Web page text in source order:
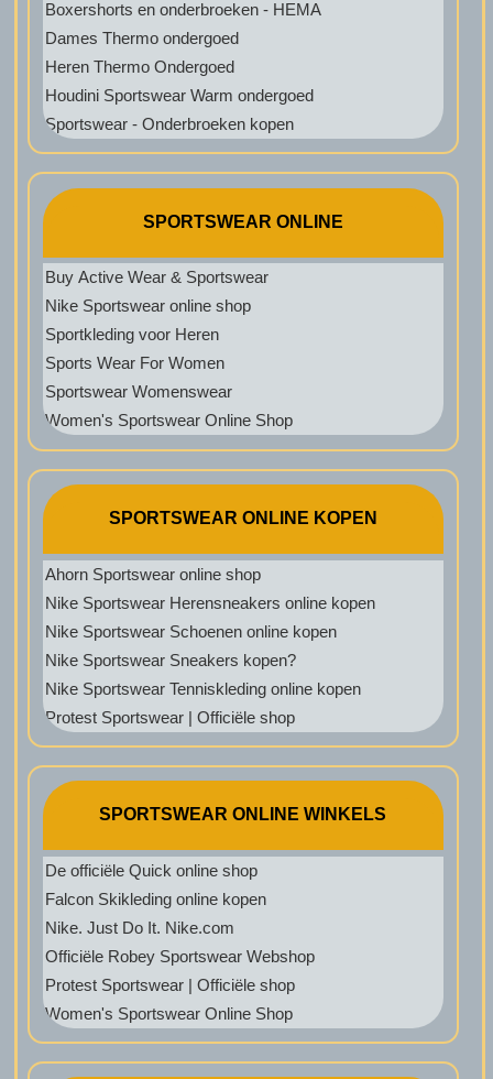
Boxershorts en onderbroeken - HEMA
Dames Thermo ondergoed
Heren Thermo Ondergoed
Houdini Sportswear Warm ondergoed
Sportswear - Onderbroeken kopen
SPORTSWEAR ONLINE
Buy Active Wear & Sportswear
Nike Sportswear online shop
Sportkleding voor Heren
Sports Wear For Women
Sportswear Womenswear
Women's Sportswear Online Shop
SPORTSWEAR ONLINE KOPEN
Ahorn Sportswear online shop
Nike Sportswear Herensneakers online kopen
Nike Sportswear Schoenen online kopen
Nike Sportswear Sneakers kopen?
Nike Sportswear Tenniskleding online kopen
Protest Sportswear | Officiële shop
SPORTSWEAR ONLINE WINKELS
De officiële Quick online shop
Falcon Skikleding online kopen
Nike. Just Do It. Nike.com
Officiële Robey Sportswear Webshop
Protest Sportswear | Officiële shop
Women's Sportswear Online Shop